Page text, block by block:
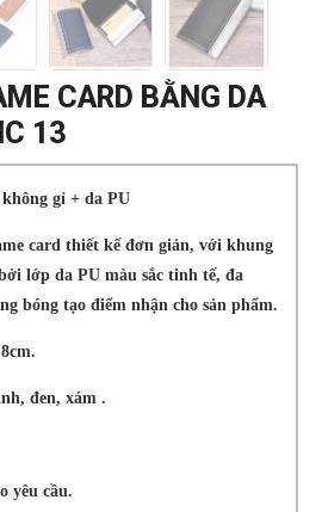
CARD BẰNG DA
13
gỉ + da PU
card thiết kế đơn giản, với khung
lớp da PU màu sắc tinh tế, đa
bóng tạo điểm nhận cho sản phẩm.
đen, xám .
yêu cầu.